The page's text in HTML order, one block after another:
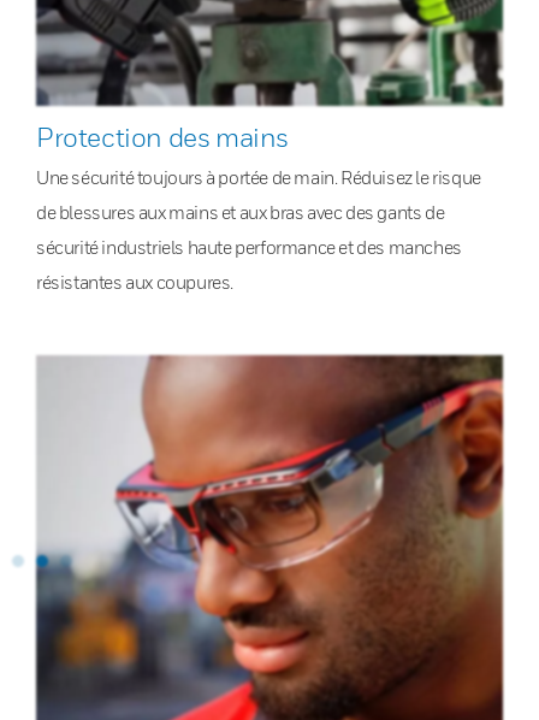
Protection des mains
Une sécurité toujours à portée de main. Réduisez le risque
de blessures aux mains et aux bras avec des gants de
sécurité industriels haute performance et des manches
résistantes aux coupures.